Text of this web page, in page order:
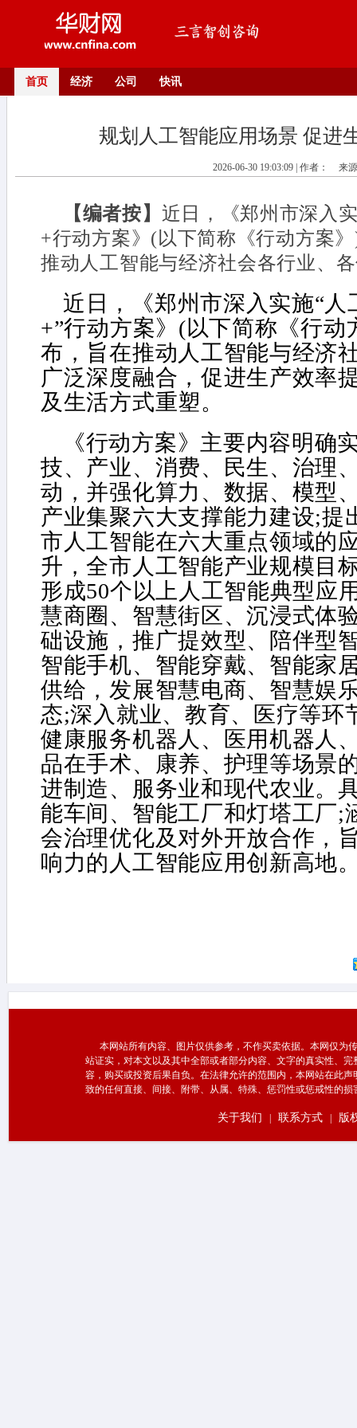
首页 经济 公司 快讯
规划人工智能应用场景 促进
2026-06-30 19:03:09 | 作者： 来
【编者按】 近日，《郑州市深入
+行动方案》(以下简称《行动方案
推动人工智能与经济社会各行业、
近日，《郑州市深入实施“人
+”行动方案》(以下简称《行动
布，旨在推动人工智能与经济
广泛深度融合，促进生产效率
及生活方式重塑。
《行动方案》主要内容明确
技、产业、消费、民生、治理
动，并强化算力、数据、模型
产业集聚六大支撑能力建设;提
市人工智能在六大重点领域的
升，全市人工智能产业规模目
形成50个以上人工智能典型应
慧商圈、智慧街区、沉浸式体
础设施，推广提效型、陪伴型
智能手机、智能穿戴、智能家
供给，发展智慧电商、智慧娱
态;深入就业、教育、医疗等环
健康服务机器人、医用机器人
品在手术、康养、护理等场景
进制造、服务业和现代农业。
能车间、智能工厂和灯塔工厂;
会治理优化及对外开放合作，
响力的人工智能应用创新高地
本网站所有内容、图片仅供参考，不作买卖依据。本网仅为
站证实，对本文以及其中全部或者部分内容、文字的真实性、
容，购买或投资后果自负。在法律允许的范围内，本网站在此
致的任何直接、间接、附带、从属、特殊、惩罚性或惩戒性的损
关于我们 联系方式 版